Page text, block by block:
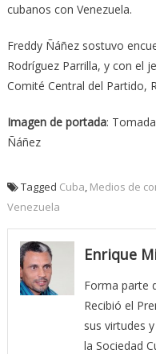
cubanos con Venezuela.
Freddy Ñáñez sostuvo
Rodríguez Parrilla, y con el
Comité Central del Partido,
Imagen de portada:
Ñáñez
Tagged Cuba, Medios de
Venezuela
Enrique
Forma parte
Recibió el
sus virtudes
la Sociedad